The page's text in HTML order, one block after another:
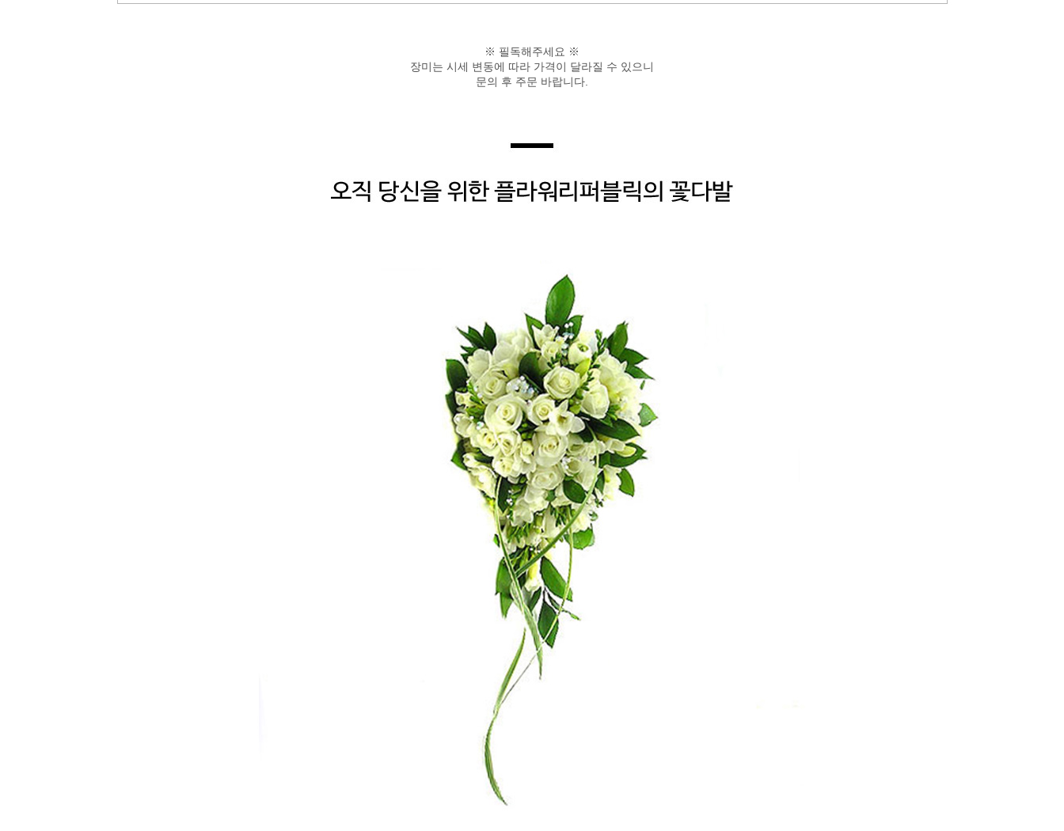
※ 필독해주세요 ※
장미는 시세 변동에 따라 가격이 달라질 수 있으니
문의 후 주문 바랍니다.